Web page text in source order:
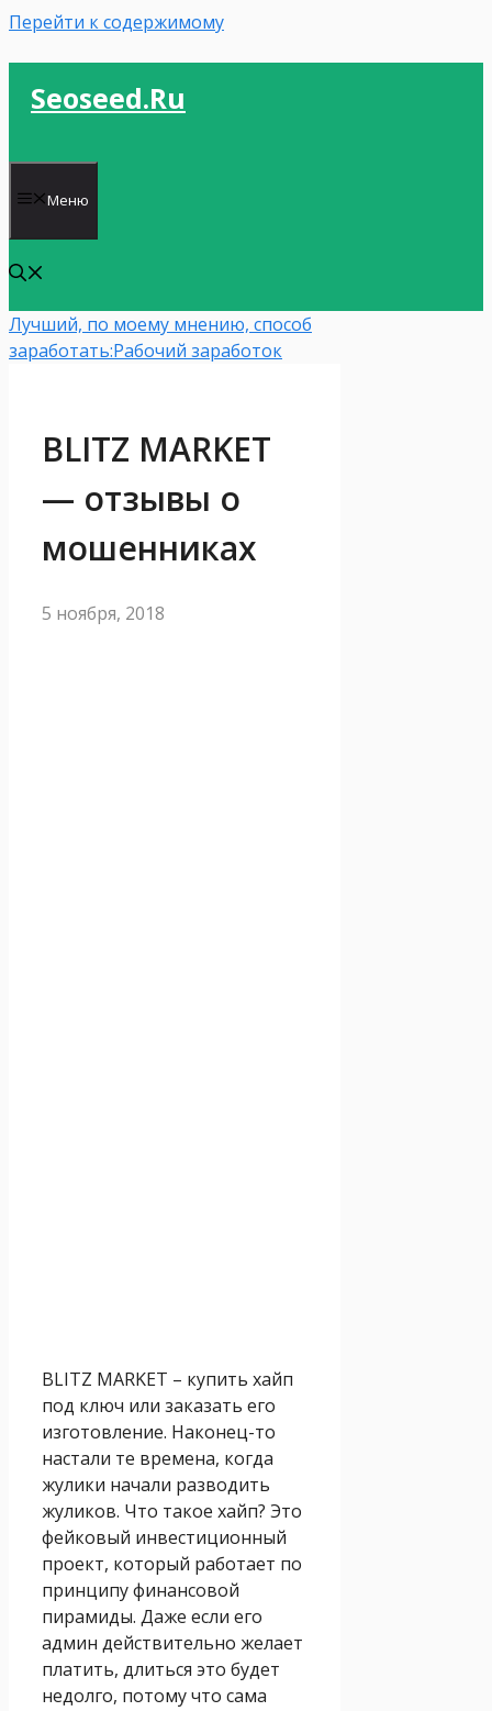
Перейти к содержимому
Seoseed.ru
Меню
Лучший, по моему мнению, способ
заработать:Рабочий заработок
BLITZ MARKET
— отзывы о
мошенниках
5 ноября, 2018
BLITZ MARKET – купить хайп
под ключ или заказать его
изготовление. Наконец-то
настали те времена, когда
жулики начали разводить
жуликов. Что такое хайп? Это
фейковый инвестиционный
проект, который работает по
принципу финансовой
пирамиды. Даже если его
админ действительно желает
платить, длиться это будет
недолго, потому что сама